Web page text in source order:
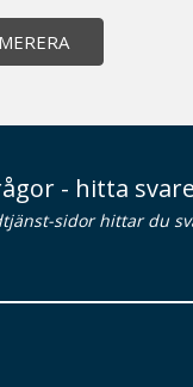
- hitta
sidor hittar du